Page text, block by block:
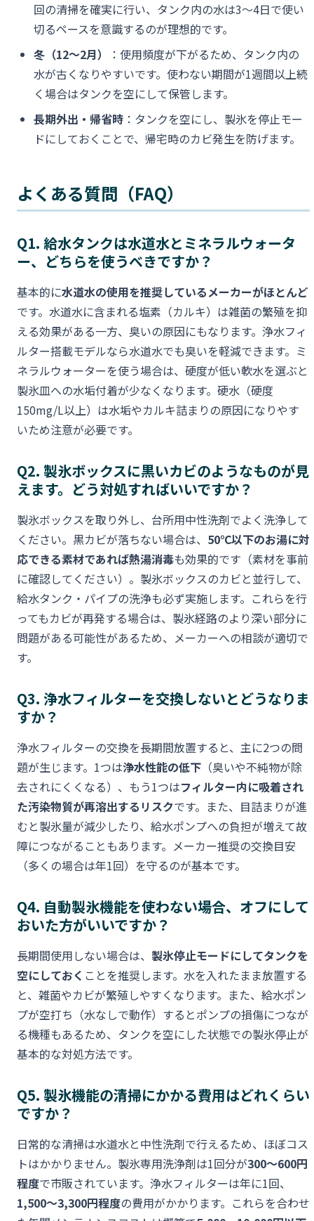
回の清掃を確実に行い、タンク内の水は3〜4日で使い
切るペースを意識するのが理想的です。
冬（12〜2月）
：使用頻度が下がるため、タンク内の
水が古くなりやすいです。使わない期間が1週間以上続
く場合はタンクを空にして保管します。
長期外出・帰省時 ：タンクを空にし、製氷を停止モー
ドにしておくことで、帰宅時のカビ発生を防げます。
よくある質問（FAQ）
Q1. 給水タンクは水道水とミネラルウォータ
ー、どちらを使うべきですか？
基本的に水道水の使用を推奨しているメーカーがほとんど
です。水道水に含まれる塩素（カルキ）は雑菌の繁殖を抑
える効果がある一方、臭いの原因にもなります。浄水フィ
ルター搭載モデルなら水道水でも臭いを軽減できます。ミ
ネラルウォーターを使う場合は、硬度が低い軟水を選ぶと
製氷皿への水垢付着が少なくなります。硬水（硬度
150mg/L以上）は水垢やカルキ詰まりの原因になりやす
いため注意が必要です。
Q2. 製氷ボックスに黒いカビのようなものが見
えます。どう対処すればいいですか？
製氷ボックスを取り外し、台所用中性洗剤でよく洗浄して
ください。黒カビが落ちない場合は、 50℃以下のお湯に対
応できる素材であれば熱湯消毒も効果的です（素材を事前
に確認してください）。製氷ボックスのカビと並行して、
給水タンク・パイプの洗浄も必ず実施します。これらを行
ってもカビが再発する場合は、製氷経路のより深い部分に
問題がある可能性があるため、メーカーへの相談が適切で
す。
Q3. 浄水フィルターを交換しないとどうなりま
すか？
浄水フィルターの交換を長期間放置すると、主に2つの問
題が生じます。1つは浄水性能の低下 （臭いや不純物が除
去されにくくなる）、もう1つはフィルター内に吸着され
た汚染物質が再溶出するリスクです。また、目詰まりが進
むと製氷量が減少したり、給水ポンプへの負担が増えて故
障につながることもあります。メーカー推奨の交換目安
（多くの場合は年1回）を守るのが基本です。
Q4. 自動製氷機能を使わない場合、オフにして
おいた方がいいですか？
長期間使用しない場合は、 製氷停止モードにしてタンクを
空にしておく ことを推奨します。水を入れたまま放置する
と、雑菌やカビが繁殖しやすくなります。また、給水ポン
プが空打ち（水なしで動作）するとポンプの損傷につなが
る機種もあるため、タンクを空にした状態での製氷停止が
基本的な対処方法です。
Q5. 製氷機能の清掃にかかる費用はどれくらい
ですか？
日常的な清掃は水道水と中性洗剤で行えるため、ほぼコス
トはかかりません。製氷専用洗浄剤は1回分が300〜600円
程度で市販されています。浄水フィルターは年に1回、
1,500〜3,300円程度の費用がかかります。これらを合わせ